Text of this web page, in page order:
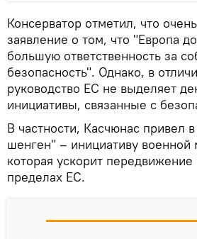
Консерватор отметил, что
заявление о том, что "Европа
большую ответственность за
безопасность". Однако, в
руководство ЕС не выделяет
инициативы, связанные с
В частности, Касчюнас привел
шенген" – инициативу военной
которая ускорит
пределах ЕС.